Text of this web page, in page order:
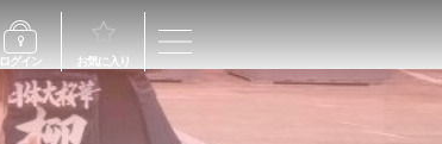
ログイン お気に入り